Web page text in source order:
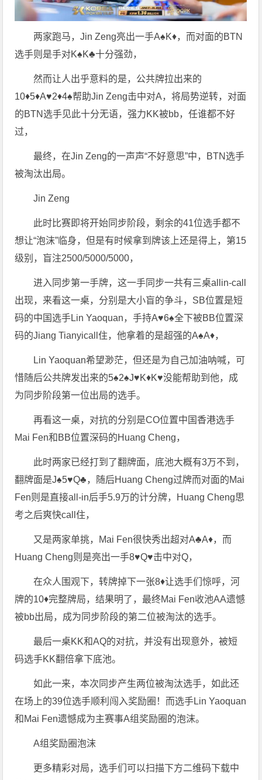
两家跑马，Jin Zeng亮出一手A♠️K♦️，而对面的BTN
选手则是手对K♠️K♣️十分强劲，
然而让人出乎意料的是，公共牌拉出来的
10♦️5♦️A♥️2♦️4♠️帮助Jin Zeng击中对A，将局势逆转，对面
的BTN选手见此十分无语，强力KK被bb，任谁都不好
过，
最终，在Jin Zeng的一声声“不好意思”中，BTN选手
被淘汰出局。
Jin Zeng
此时比赛即将开始同步阶段，剩余的41位选手都不
想让“泡沫”临身，但是有时候拿到牌该上还是得上，第15
级别，盲注2500/5000/5000，
进入同步第一手牌，这一手同步一共有三桌allin-call
出现，来看这一桌，分别是大小盲的争斗，SB位置是短
码的中国选手Lin Yaoquan，手持A♥️6♠️全下被BB位置深
码的Jiang Tianyicall住，他拿着的是超强的A♠️A♦️，
Lin Yaoquan希望渺茫，但还是为自己加油呐喊，可
惜随后公共牌发出来的5♠️2♠️J♥️K♦️K♥️没能帮助到他，成
为同步阶段第一位出局的选手。
再看这一桌，对抗的分别是CO位置中国香港选手
Mai Fen和BB位置深码的Huang Cheng，
此时两家已经打到了翻牌面，底池大概有3万不到，
翻牌面是J♠️5♥️Q♣️，随后Huang Cheng过牌而对面的Mai
Fen则是直接all-in后手5.9万的计分牌，Huang Cheng思
考之后爽快call住，
又是两家单挑，Mai Fen很快秀出超对A♣️A♦️，而
Huang Cheng则是亮出一手8♥️Q♥️击中对Q，
在众人围观下，转牌掉下一张8♦️让选手们惊呼，河
牌的10♦️完整牌局，结果明了，最终Mai Fen收池AA遗憾
被bb出局，成为同步阶段的第二位被淘汰的选手。
最后一桌KK和AQ的对抗，并没有出现意外，被短
码选手KK翻倍拿下底池。
如此一来，本次同步产生两位被淘汰选手，如此还
在场上的39位选手顺利闯入奖励圈！而选手Lin Yaoquan
和Mai Fen遗憾成为主赛事A组奖励圈的泡沫。
A组奖励圈泡沫
更多精彩对局，选手们可以扫描下方二维码下载中